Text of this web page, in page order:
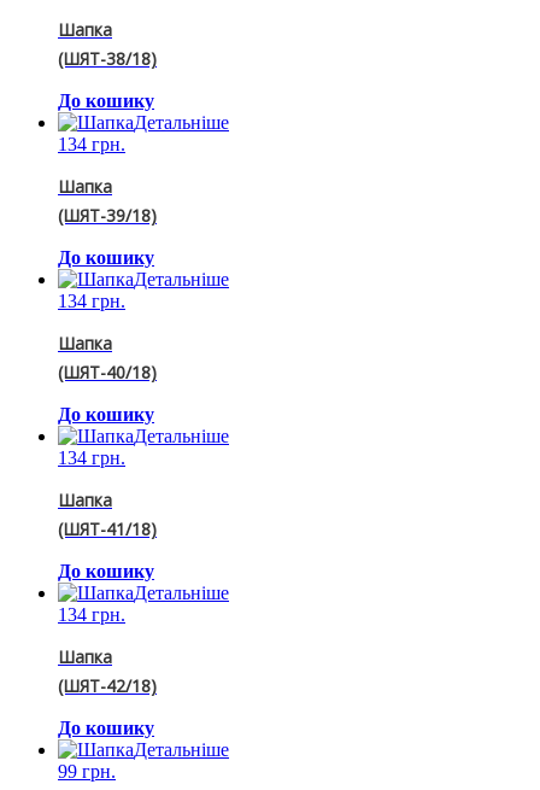
Шапка
(ШЯТ-38/18)
До кошику
Детальніше
134 грн.
Шапка
(ШЯТ-39/18)
До кошику
Детальніше
134 грн.
Шапка
(ШЯТ-40/18)
До кошику
Детальніше
134 грн.
Шапка
(ШЯТ-41/18)
До кошику
Детальніше
134 грн.
Шапка
(ШЯТ-42/18)
До кошику
Детальніше
99 грн.